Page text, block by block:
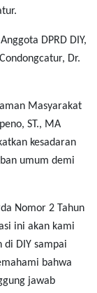
DPRD DIY,
Dr.
Masyarakat
ST., MA
kesadaran
umum demi
Nomor 2 Tahun
ini akan kami
di DIY sampai
bahwa
jawab